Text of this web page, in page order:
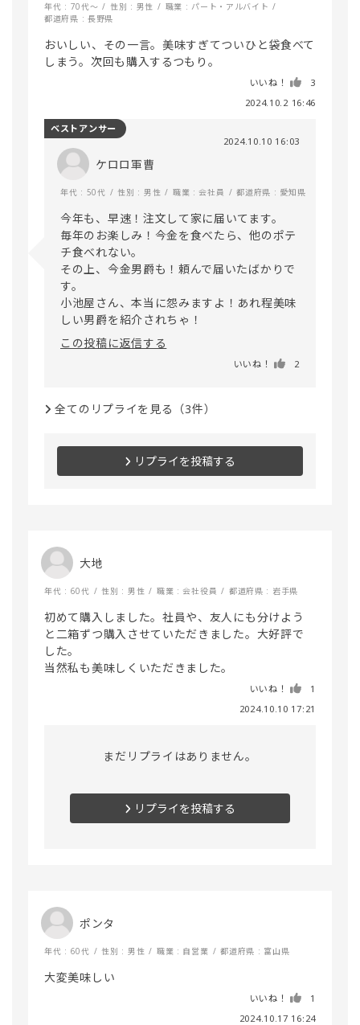
年代 : 70代～ 性別 : 男性
職業 : パート・アルバイト
都道府県 : 長野県
おいしい、その一言。美味すぎてついひと袋食べて
しまう。次回も購入するつもり。
いいね！
3
2024.10.2 16:46
2024.10.10 16:03
ケロロ軍曹
年代 : 50代 性別 : 男性 職業 : 会社員 都道府県 : 愛知県
今年も、早速！注文して家に届いてます。
毎年のお楽しみ！今金を食べたら、他のポテ
チ食べれない。
その上、今金男爵も！頼んで届いたばかりで
す。
小池屋さん、本当に怨みますよ！あれ程美味
この投稿に返信する
いいね！ 2
ベストアンサー
全てのリプライを見る（3件）
リプライを投稿する
大地
年代 : 60代 性別 : 男性 職業 : 会社役員 都道府県 : 岩手県
初めて購入しました。社員や、友人にも分けよう
と二箱ずつ購入させていただきました。大好評で
した。
いいね！
1
2024.10.10 17:21
まだリプライはありません。
リプライを投稿する
ポンタ
年代 : 60代 性別 : 男性 職業 : 自営業 都道府県 : 富山県
大変美味しい
いいね！
1
2024.10.17 16:24